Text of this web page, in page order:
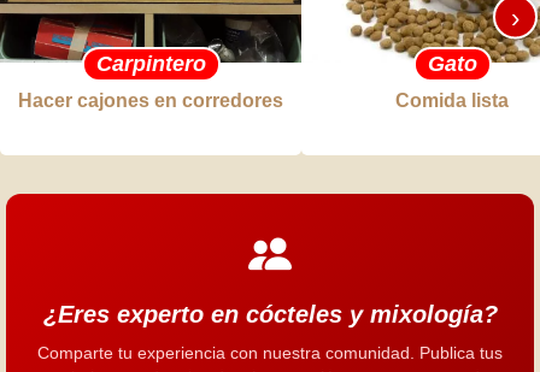
Carpintero
Hacer cajones en corredores
Gato
Comida lista
›
¿Eres experto en cócteles y mixología?
Comparte tu experiencia con nuestra comunidad. Publica tus